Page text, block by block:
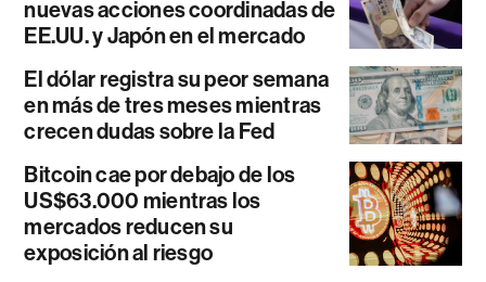
nuevas acciones coordinadas de
EE.UU. y Japón en el mercado
El dólar registra su peor semana
en más de tres meses mientras
crecen dudas sobre la Fed
Bitcoin cae por debajo de los
US$63.000 mientras los
mercados reducen su
exposición al riesgo